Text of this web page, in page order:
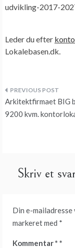
udvikling-2017-
Leder du efter
Lokalebasen.dk.
Arkitektfirmaet BIG
9200 kvm.
Skriv et
Din e-
markeret med *
Kommentar*